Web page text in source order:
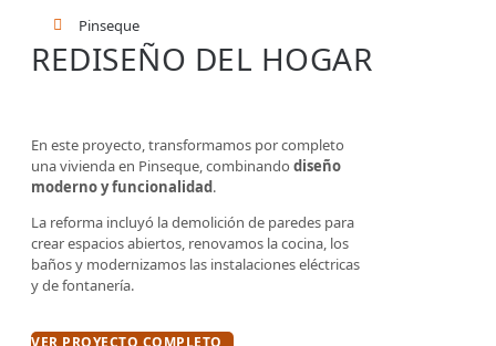
Pinseque
REDISEÑO DEL HOGAR
En este proyecto, transformamos por completo
una vivienda en Pinseque, combinando diseño
moderno y funcionalidad.
La reforma incluyó la demolición de paredes para
crear espacios abiertos, renovamos la cocina, los
baños y modernizamos las instalaciones eléctricas
y de fontanería.
VER PROYECTO COMPLETO